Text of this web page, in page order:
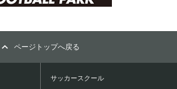
ページトップへ戻る
サッカースクール